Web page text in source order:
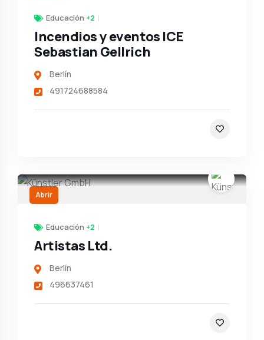
Educación +2
Incendios y eventos ICE
Sebastian Gellrich
Berlín
491724688584
Abrir
Educación +2
Artistas Ltd.
Berlín
496637461